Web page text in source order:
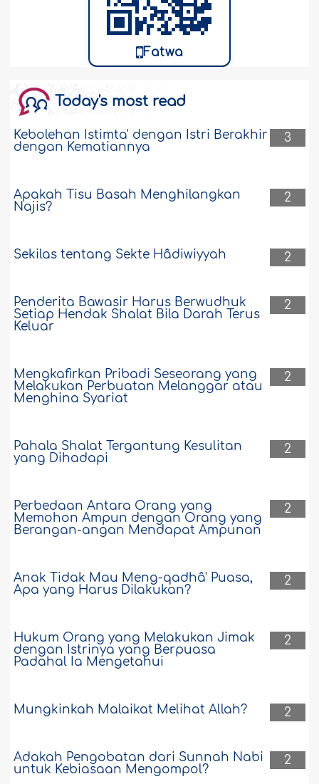
Fatwa
Today's most read
3
Kebolehan Istimta' dengan Istri Berakhir
dengan Kematiannya
2
Apakah Tisu Basah Menghilangkan
Najis?
2
Sekilas tentang Sekte Hâdiwiyyah
2
Penderita Bawasir Harus Berwudhuk
Setiap Hendak Shalat Bila Darah Terus
Keluar
2
Mengkafirkan Pribadi Seseorang yang
Melakukan Perbuatan Melanggar atau
Menghina Syariat
2
Pahala Shalat Tergantung Kesulitan
yang Dihadapi
2
Perbedaan Antara Orang yang
Memohon Ampun dengan Orang yang
Berangan-angan Mendapat Ampunan
2
Anak Tidak Mau Meng-qadhâ' Puasa,
Apa yang Harus Dilakukan?
2
Hukum Orang yang Melakukan Jimak
dengan Istrinya yang Berpuasa
Padahal Ia Mengetahui
2
Mungkinkah Malaikat Melihat Allah?
2
Adakah Pengobatan dari Sunnah Nabi
untuk Kebiasaan Mengompol?